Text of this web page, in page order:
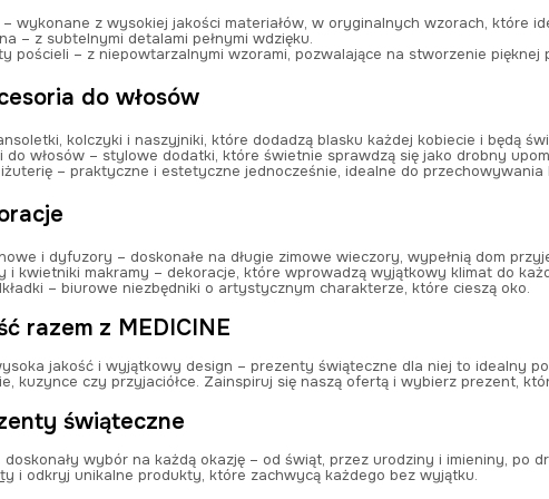
wykonane z wysokiej jakości materiałów, w oryginalnych wzorach, które
– z subtelnymi detalami pełnymi wdzięku.
pościeli – z niepowtarzalnymi wzorami, pozwalające na stworzenie
do włosów
kolczyki i naszyjniki, które dodadzą blasku każdej kobiecie i będą
do włosów– stylowe dodatki, które świetnie sprawdzą się jako drobny
– praktyczne i estetyczne jednocześnie, idealne do przechowywania
i dyfuzory – doskonałe na długie zimowe wieczory, wypełnią dom
i kwietniki makramy – dekoracje, które wprowadzą wyjątkowy klimat do
– biurowe niezbędniki o artystycznym charakterze, które cieszą oko.
razem z MEDICINE
jakość i wyjątkowy design – prezenty świąteczne dla niej to idealny
kuzynce czy przyjaciółce. Zainspiruj się naszą ofertą i wybierz prezent,
świąteczne
wybór na każdą okazję – od świąt, przez urodziny i imieniny, po
i odkryj unikalne produkty, które zachwycą każdego bez wyjątku.